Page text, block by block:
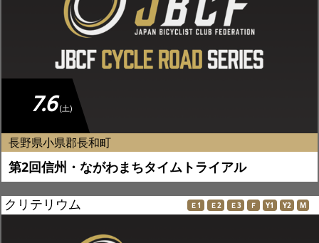
7.6 (土)
長野県小県郡長和町
第2回信州・ながわまちタイムトライアル
クリテリウム Ｅ1 Ｅ2 Ｅ3 Ｆ Y1 Y2 M